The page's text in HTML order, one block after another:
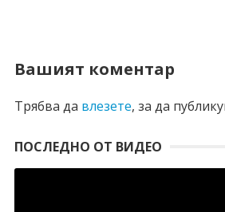
Вашият коментар
Трябва да влезете, за да
ПОСЛЕДНО ОТ ВИДЕО